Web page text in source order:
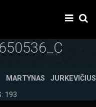
MARTYNAS JURKEVIČIUS
193